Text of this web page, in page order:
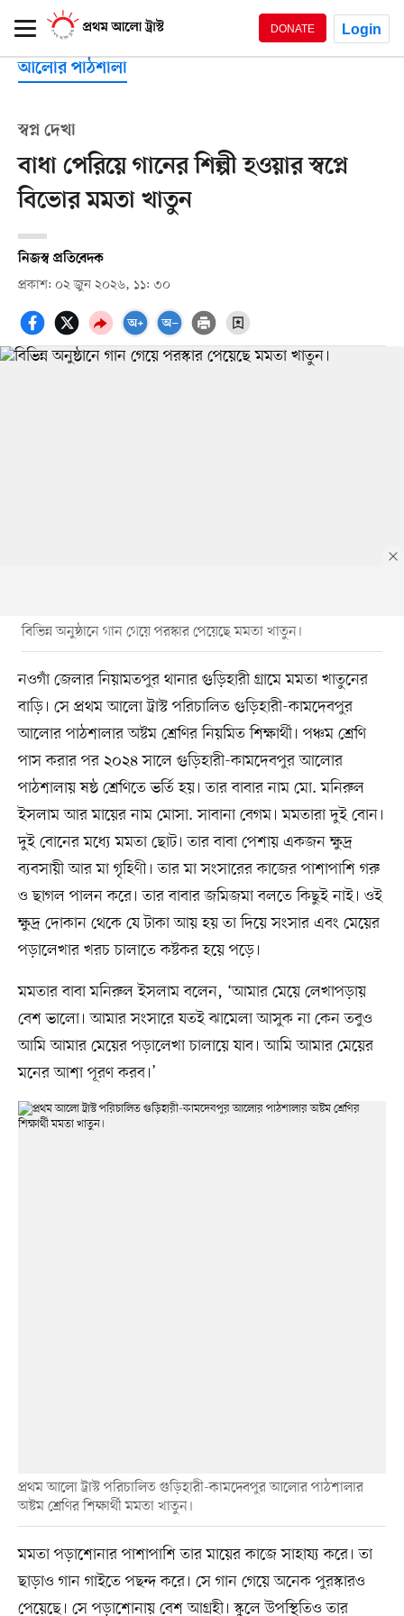
DONATE Login
আলোর পাঠশালা
স্বপ্ন দেখা
বাধা পেরিয়ে গানের শিল্পী হওয়ার স্বপ্নে
বিভোর মমতা খাতুন
নিজস্ব প্রতিবেদক
প্রকাশ: ০২ জুন ২০২৬, ১১: ৩০
বিভিন্ন অনুষ্ঠানে গান গেয়ে পরস্কার পেয়েছে মমতা খাতুন।
নওগাঁ জেলার নিয়ামতপুর থানার গুড়িহারী গ্রামে মমতা খাতুনের
বাড়ি। সে প্রথম আলো ট্রাস্ট পরিচালিত গুড়িহারী-কামদেবপুর
আলোর পাঠশালার অষ্টম শ্রেণির নিয়মিত শিক্ষার্থী। পঞ্চম শ্রেণি
পাস করার পর ২০২৪ সালে গুড়িহারী-কামদেবপুর আলোর
পাঠশালায় ষষ্ঠ শ্রেণিতে ভর্তি হয়। তার বাবার নাম মো. মনিরুল
ইসলাম আর মায়ের নাম মোসা. সাবানা বেগম। মমতারা দুই বোন।
দুই বোনের মধ্যে মমতা ছোট। তার বাবা পেশায় একজন ক্ষুদ্র
ব্যবসায়ী আর মা গৃহিণী। তার মা সংসারের কাজের পাশাপাশি গরু
ও ছাগল পালন করে। তার বাবার জমিজমা বলতে কিছুই নাই। ওই
ক্ষুদ্র দোকান থেকে যে টাকা আয় হয় তা দিয়ে সংসার এবং মেয়ের
পড়ালেখার খরচ চালাতে কষ্টকর হয়ে পড়ে।
মমতার বাবা মনিরুল ইসলাম বলেন, ‘আমার মেয়ে লেখাপড়ায়
বেশ ভালো। আমার সংসারে যতই ঝামেলা আসুক না কেন তবুও
আমি আমার মেয়ের পড়ালেখা চালায়ে যাব। আমি আমার মেয়ের
মনের আশা পূরণ করব।’
প্রথম আলো ট্রাস্ট পরিচালিত গুড়িহারী-কামদেবপুর আলোর পাঠশালার
অষ্টম শ্রেণির শিক্ষার্থী মমতা খাতুন।
মমতা পড়াশোনার পাশাপাশি তার মায়ের কাজে সাহায্য করে। তা
ছাড়াও গান গাইতে পছন্দ করে। সে গান গেয়ে অনেক পুরস্কারও
পেয়েছে। সে পড়াশোনায় বেশ আগ্রহী। স্কুলে উপস্থিতিও তার